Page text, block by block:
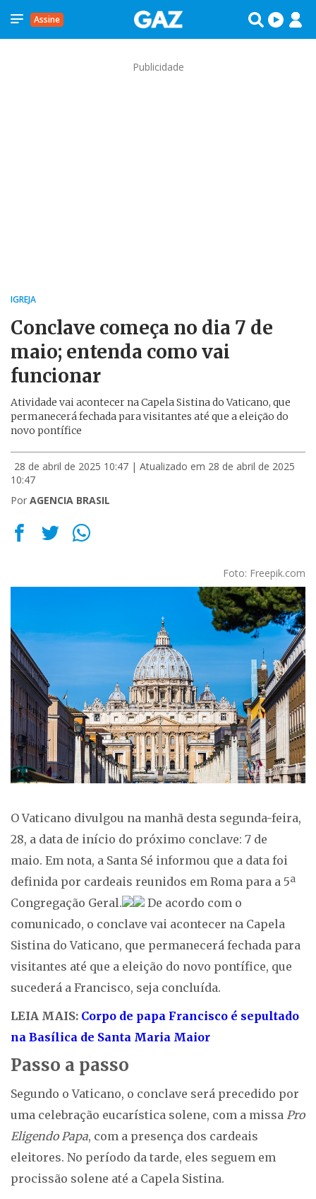
Assine
Publicidade
IGREJA
Conclave começa no dia 7 de
maio; entenda como vai
funcionar
Atividade vai acontecer na Capela Sistina do Vaticano, que
permanecerá fechada para visitantes até que a eleição do
novo pontífice
28 de abril de 2025 10:47 | Atualizado em 28 de abril de 2025
10:47
Por AGENCIA BRASIL
Foto: Freepik.com
O Vaticano divulgou na manhã desta segunda-feira,
28, a data de início do próximo conclave: 7 de
maio. Em nota, a Santa Sé informou que a data foi
definida por cardeais reunidos em Roma para a 5ª
Congregação Geral.
De acordo com o
comunicado, o conclave vai acontecer na Capela
Sistina do Vaticano, que permanecerá fechada para
visitantes até que a eleição do novo pontífice, que
sucederá a Francisco, seja concluída.
LEIA MAIS: Corpo de papa Francisco é sepultado
na Basílica de Santa Maria Maior
Passo a passo
Segundo o Vaticano, o conclave será precedido por
uma celebração eucarística solene, com a missa Pro
Eligendo Papa, com a presença dos cardeais
eleitores. No período da tarde, eles seguem em
procissão solene até a Capela Sistina.